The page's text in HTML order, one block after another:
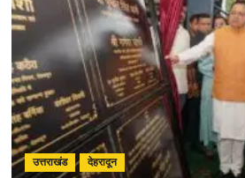
पर
डीएम
का
सख्त
एक्शन,
ब्लैक
स्पॉट
होंगे
सुरक्षित,
हर
उत्तराखंड देहरादून